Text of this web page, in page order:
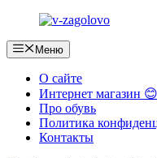
Перейти
содержимому
Меню
О сайте
Интернет магазин 😊
Про обувь
Политика
Контакты